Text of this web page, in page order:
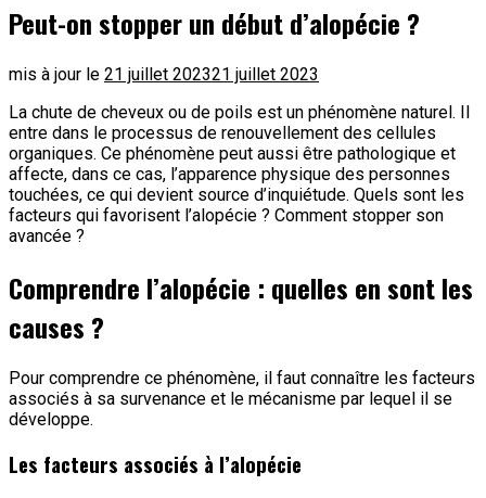
Peut-on stopper un début d’alopécie ?
mis à jour le 21 juillet 202321 juillet 2023
La chute de cheveux ou de poils est un phénomène naturel. Il
entre dans le processus de renouvellement des cellules
organiques. Ce phénomène peut aussi être pathologique et
affecte, dans ce cas, l’apparence physique des personnes
touchées, ce qui devient source d’inquiétude. Quels sont les
facteurs qui favorisent l’alopécie ? Comment stopper son
avancée ?
Comprendre l’alopécie : quelles en sont les
causes ?
Pour comprendre ce phénomène, il faut connaître les facteurs
associés à sa survenance et le mécanisme par lequel il se
développe.
Les facteurs associés à l’alopécie